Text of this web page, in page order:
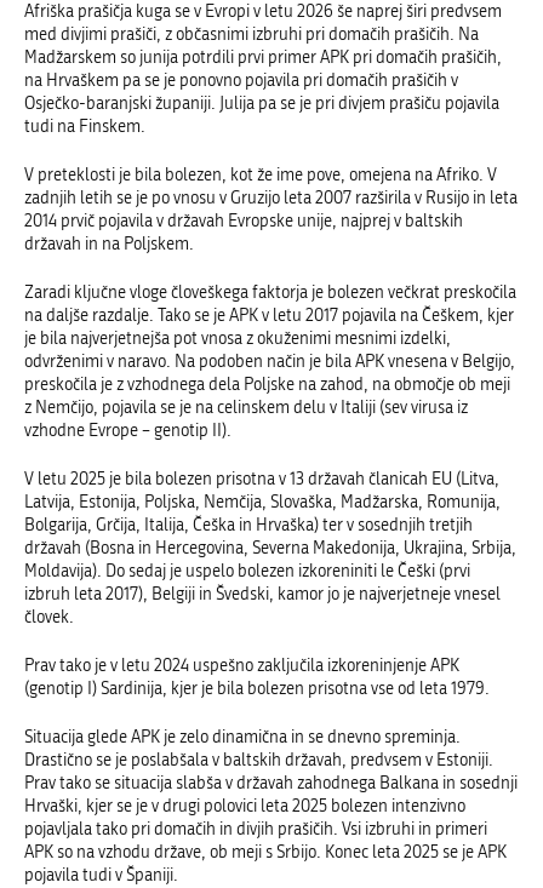
Afriška prašičja kuga se v Evropi v letu 2026 še naprej širi predvsem
med divjimi prašiči, z občasnimi izbruhi pri domačih prašičih. Na
Madžarskem so junija potrdili prvi primer APK pri domačih prašičih,
na Hrvaškem pa se je ponovno pojavila pri domačih prašičih v
Osječko-baranjski županiji. Julija pa se je pri divjem prašiču pojavila
tudi na Finskem.
V preteklosti je bila bolezen, kot že ime pove, omejena na Afriko. V
zadnjih letih se je po vnosu v Gruzijo leta 2007 razširila v Rusijo in leta
2014 prvič pojavila v državah Evropske unije, najprej v baltskih
državah in na Poljskem.
Zaradi ključne vloge človeškega faktorja je bolezen večkrat preskočila
na daljše razdalje. Tako se je APK v letu 2017 pojavila na Češkem, kjer
je bila najverjetnejša pot vnosa z okuženimi mesnimi izdelki,
odvrženimi v naravo. Na podoben način je bila APK vnesena v Belgijo,
preskočila je z vzhodnega dela Poljske na zahod, na območje ob meji
z Nemčijo, pojavila se je na celinskem delu v Italiji (sev virusa iz
vzhodne Evrope – genotip II).
V letu 2025 je bila bolezen prisotna v 13 državah članicah EU (Litva,
Latvija, Estonija, Poljska, Nemčija, Slovaška, Madžarska, Romunija,
Bolgarija, Grčija, Italija, Češka in Hrvaška) ter v sosednjih tretjih
državah (Bosna in Hercegovina, Severna Makedonija, Ukrajina, Srbija,
Moldavija). Do sedaj je uspelo bolezen izkoreniniti le Češki (prvi
izbruh leta 2017), Belgiji in Švedski, kamor jo je najverjetneje vnesel
človek.
Prav tako je v letu 2024 uspešno zaključila izkoreninjenje APK
(genotip I) Sardinija, kjer je bila bolezen prisotna vse od leta 1979.
Situacija glede APK je zelo dinamična in se dnevno spreminja.
Drastično se je poslabšalav baltskih državah, predvsem v Estoniji.
Prav tako se situacija slabša v državah zahodnega Balkana in sosednji
Hrvaški, kjer se je v drugi polovici leta 2025 bolezen intenzivno
pojavljala tako pri domačih in divjih prašičih. Vsi izbruhi in primeri
APK so na vzhodu države, ob meji s Srbijo. Konec leta 2025 se je APK
pojavila tudi v Španiji.